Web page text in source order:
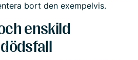
bort den exempelvis.
enskild